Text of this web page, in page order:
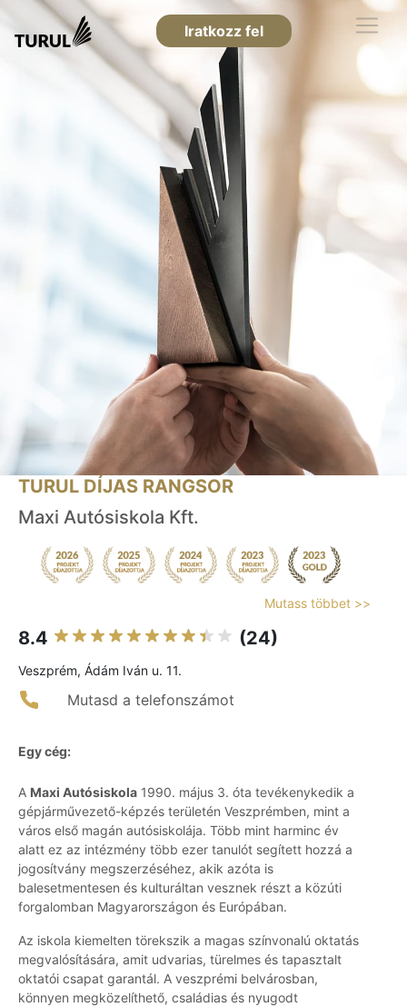
Iratkozz fel
TURUL DÍJAS RANGSOR
Maxi Autósiskola Kft.
Mutass többet >>
8.4 (24)
Veszprém, Ádám Iván u. 11.
Mutasd a telefonszámot
Egy cég:
A Maxi Autósiskola 1990. május 3. óta tevékenykedik a
gépjárművezető-képzés területén Veszprémben, mint a
város első magán autósiskolája. Több mint harminc év
alatt ez az intézmény több ezer tanulót segített hozzá a
jogosítvány megszerzéséhez, akik azóta is
balesetmentesen és kulturáltan vesznek részt a közúti
forgalomban Magyarországon és Európában.
Az iskola kiemelten törekszik a magas színvonalú oktatás
megvalósítására, amit udvarias, türelmes és tapasztalt
oktatói csapat garantál. A veszprémi belvárosban,
könnyen megközelíthető, családias és nyugodt